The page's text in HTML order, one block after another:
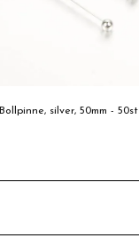
Bollpinne, silver, 50mm - 50st